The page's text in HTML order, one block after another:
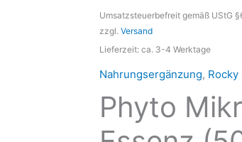
Umsatzsteuerbefreit gemäß UStG
zzgl. Versand
Lieferzeit: ca. 3-4 Werktage
Nahrungsergänzung,
Phyto